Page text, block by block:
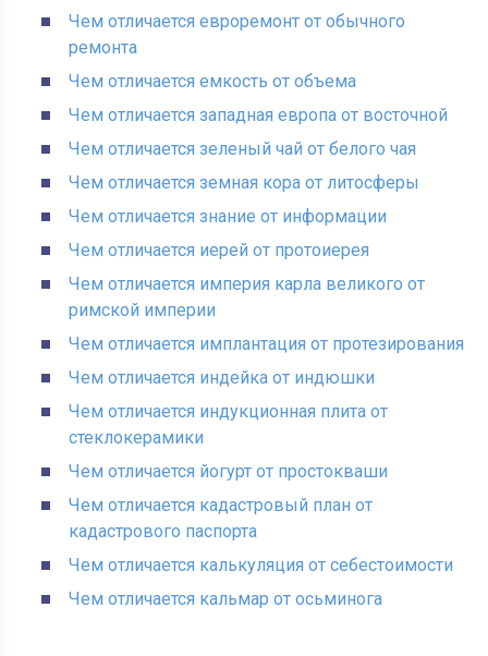
Чем отличается евроремонт от обычного
ремонта
Чем отличается емкость от объема
Чем отличается западная европа от восточной
Чем отличается зеленый чай от белого чая
Чем отличается земная кора от литосферы
Чем отличается знание от информации
Чем отличается иерей от протоиерея
Чем отличается империя карла великого от
римской империи
Чем отличается имплантация от протезирования
Чем отличается индейка от индюшки
Чем отличается индукционная плита от
стеклокерамики
Чем отличается йогурт от простокваши
Чем отличается кадастровый план от
кадастрового паспорта
Чем отличается калькуляция от себестоимости
Чем отличается кальмар от осьминога